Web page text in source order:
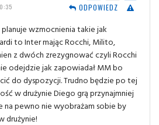
ODPOWIEDZ
wzmocnienia takie jak
to Inter mając Rocchi, Milito,
z dwóch zrezygnować czyli Rocchi
odejdzie jak zapowiadał MM bo
do dyspozycji. Trudno będzie po tej
w drużynie Diego grą przynajmniej
na pewno nie wyobrażam sobie by
drużynie!